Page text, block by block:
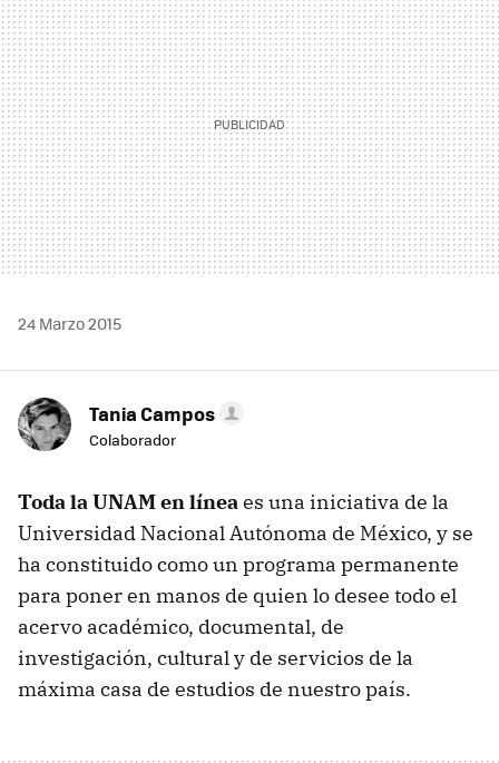
24 Marzo 2015
Tania Campos
Colaborador
Toda la UNAM en líneaes una iniciativa de la
Universidad Nacional Autónoma de México, y se
ha constituido como un programa permanente
para poner en manos de quien lo desee todo el
acervo académico, documental, de
investigación, cultural y de servicios de la
máxima casa de estudios de nuestro país.